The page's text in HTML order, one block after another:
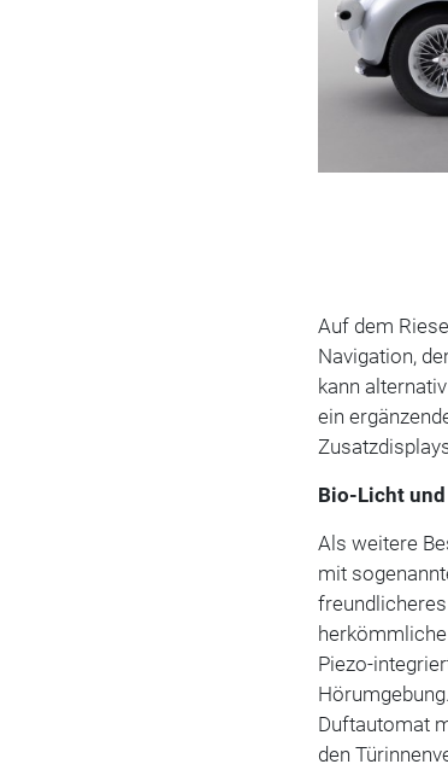
Auf dem
Navigation,
kann
ein
Bio-Licht
Als weitere
mit
Piezo-
Duftautomat
den